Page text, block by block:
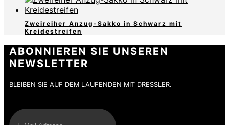
Zweireiher Anzug-Sakko in Schwarz mit
Kreidestreifen
ABONNIEREN SIE UNSEREN
NEWSLETTER
BLEIBEN SIE AUF DEM LAUFENDEN MIT DRESSLER.